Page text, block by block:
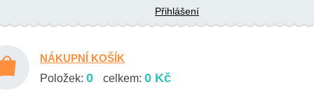
Přihlášení
NÁKUPNÍ KOŠÍK
Položek: 0 celkem: 0 Kč